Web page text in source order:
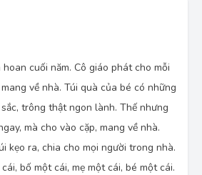
cuối năm. Cô giáo phát cho mỗi
về nhà. Túi quà của bé có những
trông thật ngon lành. Thế nhưng
mà cho vào cặp, mang về nhà.
kẹo ra, chia cho mọi người trong nhà.
bố một cái, mẹ một cái, bé một cái.